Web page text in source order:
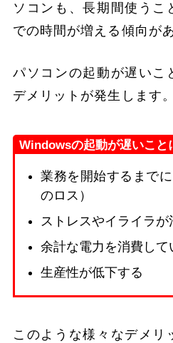
ソコンも、長期間使うこ
での時間が増える傾向が
パソコンの起動が遅いこ
デメリットが発生します。
Windowsの起動が遅いこと
業務を開始するまで
のロス）
ストレスやイライラが
余計な電力を消費して
生産性が低下する
このような様々なデメリ